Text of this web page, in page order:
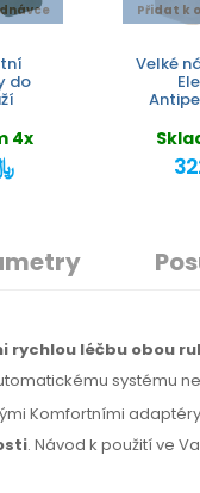
do
4x
Přidat k
Velké
léčbu obou
systému
Komfortními
. Návod k použitíve